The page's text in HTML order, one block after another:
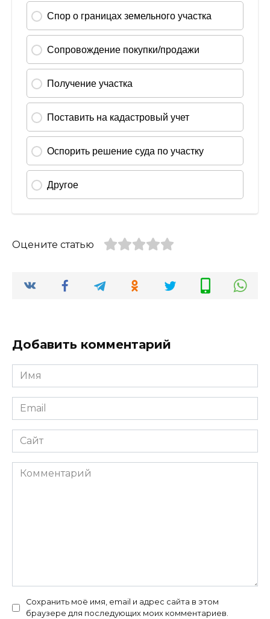
Оцените статью
Добавить комментарий
Имя
*
Email
*
Сайт
Комментарий
Сохранить моё имя, email и адрес сайта в этом
браузере для последующих моих комментариев.